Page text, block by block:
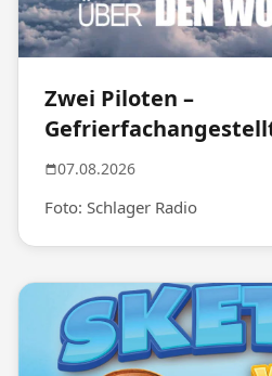
Zwei Piloten –
07.08.2026
Foto: Schlager Radio